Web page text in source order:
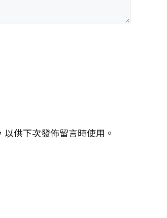
供下次發佈留言時使用。